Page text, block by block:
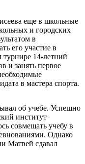
еще в школьные
и городских
в
его участие в
14-летний
и занять первое
в мастера спорта.
об учебе. Успешно
институт
совмещать учебу в
Однако
Матвей сдавал